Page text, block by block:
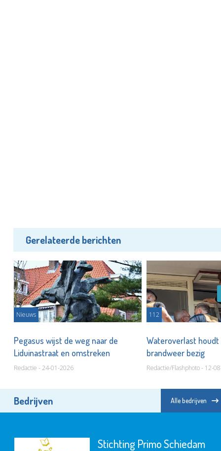
Gerelateerde berichten
Nieuws
Pegasus wijst de weg naar de
Liduinastraat en omstreken
Redactie - 24-01-2026
112
Wateroverlast
brandweer bezig
Redactie/Flashphoto - 12-
Bedrijven Alle bedrijven
Stichting Primo Schiedam